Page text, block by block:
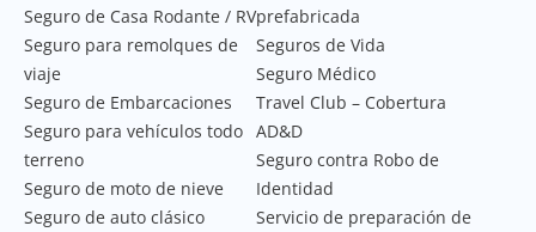
Seguro de Casa Rodante / RV
Seguro para remolques de
viaje
Seguro de Embarcaciones
Seguro para vehículos todo
terreno
Seguro de moto de nieve
Seguro de auto clásico
prefabricada
Seguros de Vida
Seguro Médico
Travel Club – Cobertura
AD&D
Seguro contra Robo de
Identidad
Servicio de preparación de